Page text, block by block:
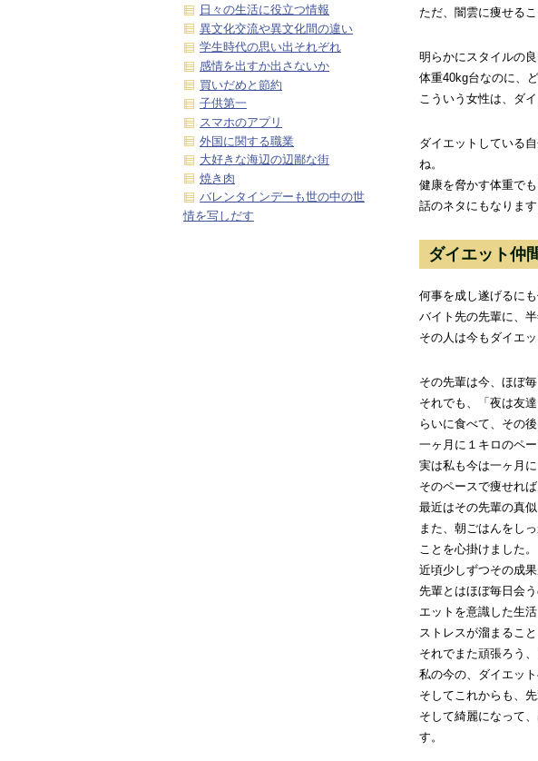
ただ、闇雲に痩せる
明らかにスタイルの
体重40kg台なのに、
こういう女性は、ダ
ダイエットしている
ね。
健康を脅かす体重で
話のネタにもなります
ダイエット仲
何事を成し遂げるに
バイト先の先輩に、
その人は今もダイエ
その先輩は今、ほぼ
それでも、「夜は友
らいに食べて、その
一ヶ月に１キロのペ
実は私も今は一ヶ月
そのペースで痩せれ
最近はその先輩の真
また、朝ごはんをし
ことを心掛けました。
近頃少しずつその成
先輩とはほぼ毎日会
エットを意識した生活
ストレスが溜まるこ
それでまた頑張ろう、
私の今の、ダイエッ
そしてこれからも、
そして綺麗になって
す。
日々の生活に役立つ情報
異文化交流や異文化間の違い
学生時代の思い出それぞれ
感情を出すか出さないか
買いだめと節約
子供第一
スマホのアプリ
外国に関する職業
大好きな海辺の辺鄙な街
焼き肉
バレンタインデーも世の中の世
情を写しだす